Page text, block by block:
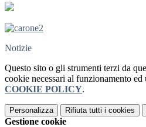
Notizie
Questo sito o gli strumenti terzi da
cookie necessari al funzionamento
COOKIE POLICY.
Personalizza Rifiuta tutti i cookies
Gestione cookie